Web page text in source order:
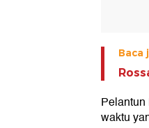
Baca
waktu